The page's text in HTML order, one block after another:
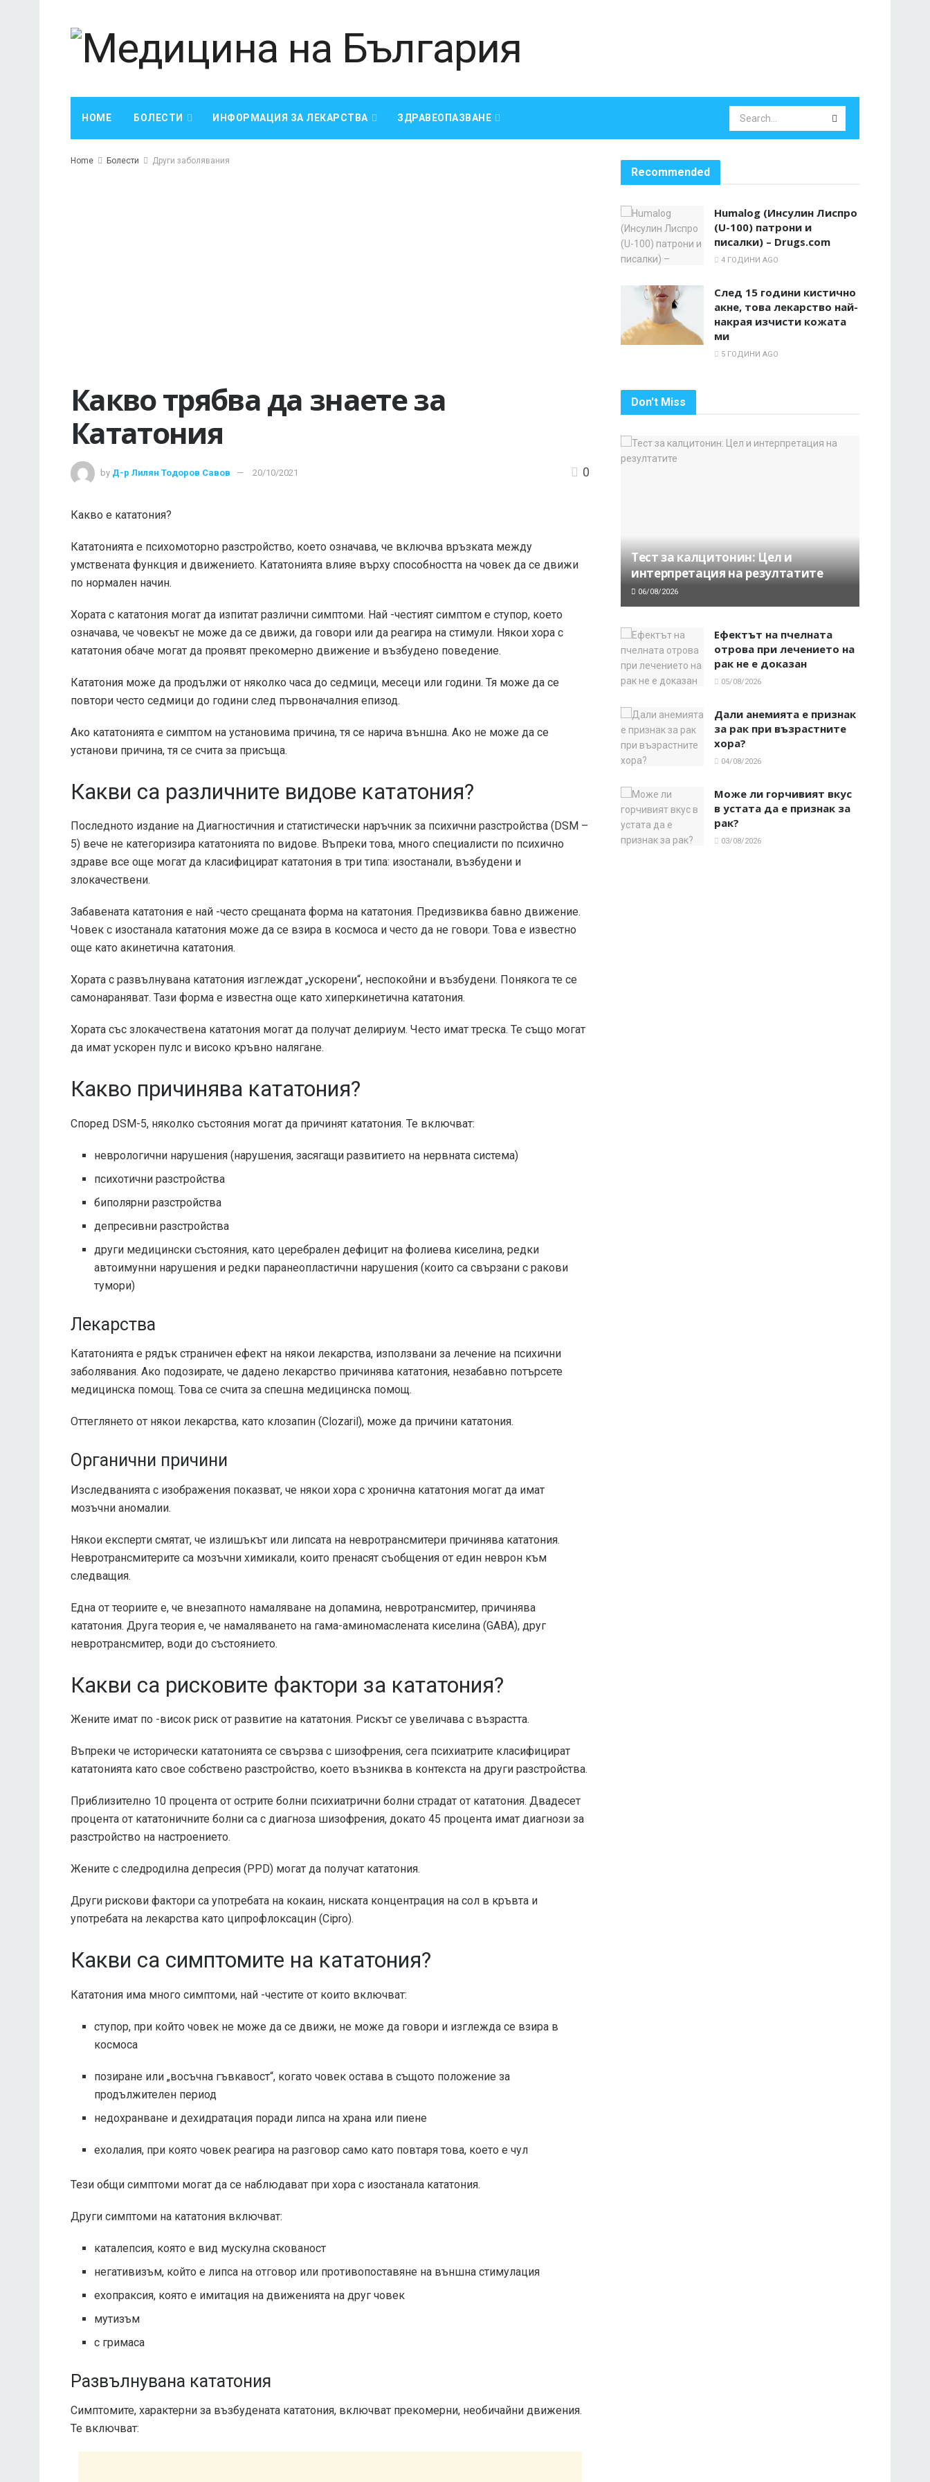
HOME БОЛЕСТИ ИНФОРМАЦИЯ ЗА ЛЕКАРСТВА ЗДРАВЕОПАЗВАНЕ
Home Болести Други заболявания
Какво трябва да знаете за
Кататония
by Д-р Лилян Тодоров Савов 20/10/2021 0
Какво е кататония?
Кататонията е психомоторно разстройство, което означава, че включва връзката между
умствената функция и движението. Кататонията влияе върху способността на човек да се движи
по нормален начин.
Хората с кататония могат да изпитат различни симптоми. Най -честият симптом е ступор, което
означава, че човекът не може да се движи, да говори или да реагира на стимули. Някои хора с
кататония обаче могат да проявят прекомерно движение и възбудено поведение.
Кататония може да продължи от няколко часа до седмици, месеци или години. Тя може да се
повтори често седмици до години след първоначалния епизод.
Ако кататонията е симптом на установима причина, тя се нарича външна. Ако не може да се
установи причина, тя се счита за присъща.
Какви са различните видове кататония?
Последното издание на Диагностичния и статистически наръчник за психични разстройства (DSM –
5) вече не категоризира кататонията по видове. Въпреки това, много специалисти по психично
здраве все още могат да класифицират кататония в три типа: изостанали, възбудени и
злокачествени.
Забавената кататония е най -често срещаната форма на кататония. Предизвиква бавно движение.
Човек с изостанала кататония може да се взира в космоса и често да не говори. Това е известно
още като акинетична кататония.
Хората с развълнувана кататония изглеждат „ускорени“, неспокойни и възбудени. Понякога те се
самонараняват. Тази форма е известна още като хиперкинетична кататония.
Хората със злокачествена кататония могат да получат делириум. Често имат треска. Те също могат
да имат ускорен пулс и високо кръвно налягане.
Какво причинява кататония?
Според DSM-5, няколко състояния могат да причинят кататония. Те включват:
неврологични нарушения (нарушения, засягащи развитието на нервната система)
психотични разстройства
биполярни разстройства
депресивни разстройства
други медицински състояния, като церебрален дефицит на фолиева киселина, редки
автоимунни нарушения и редки паранеопластични нарушения (които са свързани с ракови
тумори)
Лекарства
Кататонията е рядък страничен ефект на някои лекарства, използвани за лечение на психични
заболявания. Ако подозирате, че дадено лекарство причинява кататония, незабавно потърсете
медицинска помощ. Това се счита за спешна медицинска помощ.
Оттеглянето от някои лекарства, като клозапин (Clozaril), може да причини кататония.
Органични причини
Изследванията с изображения показват, че някои хора с хронична кататония могат да имат
мозъчни аномалии.
Някои експерти смятат, че излишъкът или липсата на невротрансмитери причинява кататония.
Невротрансмитерите са мозъчни химикали, които пренасят съобщения от един неврон към
следващия.
Една от теориите е, че внезапното намаляване на допамина, невротрансмитер, причинява
кататония. Друга теория е, че намаляването на гама-аминомаслената киселина (GABA), друг
невротрансмитер, води до състоянието.
Какви са рисковите фактори за кататония?
Жените имат по -висок риск от развитие на кататония. Рискът се увеличава с възрастта.
Въпреки че исторически кататонията се свързва с шизофрения, сега психиатрите класифицират
кататонията като свое собствено разстройство, което възниква в контекста на други разстройства.
Приблизително 10 процента от острите болни психиатрични болни страдат от кататония. Двадесет
процента от кататоничните болни са с диагноза шизофрения, докато 45 процента имат диагнози за
разстройство на настроението.
Жените с следродилна депресия (PPD) могат да получат кататония.
Други рискови фактори са употребата на кокаин, ниската концентрация на сол в кръвта и
употребата на лекарства като ципрофлоксацин (Cipro).
Какви са симптомите на кататония?
Кататония има много симптоми, най -честите от които включват:
ступор, при който човек не може да се движи, не може да говори и изглежда се взира в
космоса
позиране или „восъчна гъвкавост“, когато човек остава в същото положение за
продължителен период
недохранване и дехидратация поради липса на храна или пиене
ехолалия, при която човек реагира на разговор само като повтаря това, което е чул
Тези общи симптоми могат да се наблюдават при хора с изостанала кататония.
Други симптоми на кататония включват:
каталепсия, която е вид мускулна скованост
негативизъм, който е липса на отговор или противопоставяне на външна стимулация
ехопраксия, която е имитация на движенията на друг човек
мутизъм
с гримаса
Развълнувана кататония
Симптомите, характерни за възбудената кататония, включват прекомерни, необичайни движения.
Те включват:
Recommended
Humalog (Инсулин Лиспро
(U-100) патрони и
писалки) – Drugs.com
4 ГОДИНИ AGO
След 15 години кистично
акне, това лекарство най-
накрая изчисти кожата
ми
5 ГОДИНИ AGO
Don't Miss
Тест за калцитонин: Цел и
интерпретация на резултатите
06/08/2026
Ефектът на пчелната
отрова при лечението на
рак не е доказан
05/08/2026
Дали анемията е признак
за рак при възрастните
хора?
04/08/2026
Може ли горчивият вкус
в устата да е признак за
рак?
03/08/2026